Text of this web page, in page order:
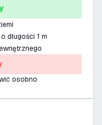
długości 1 m
osobno